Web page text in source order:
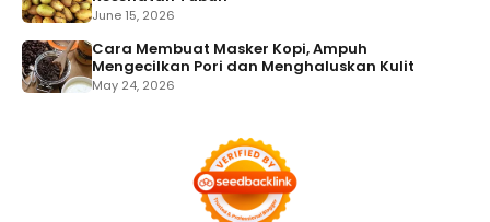
June 15, 2026
Cara Membuat Masker Kopi, Ampuh
Mengecilkan Pori dan Menghaluskan Kulit
May 24, 2026